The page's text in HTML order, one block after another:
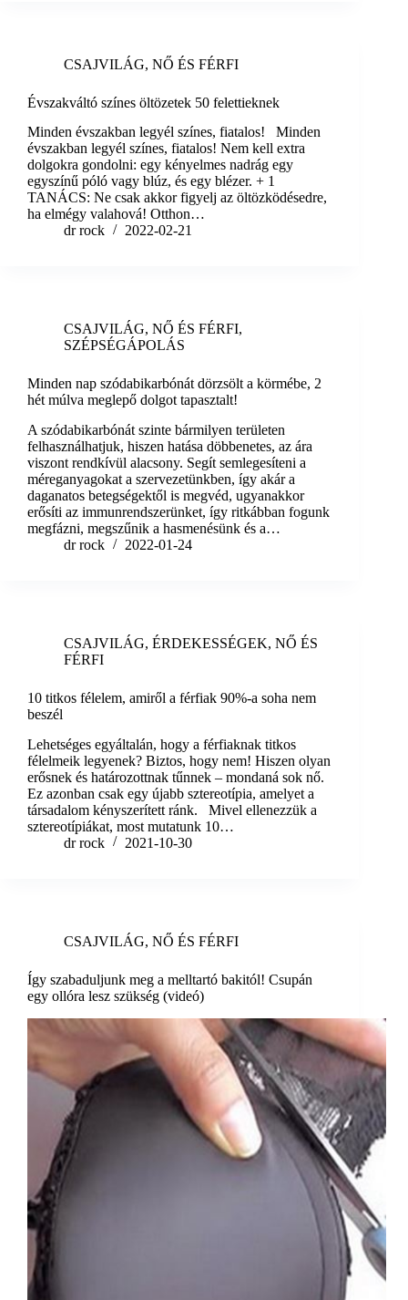
CSAJVILÁG, NŐ ÉS FÉRFI
Évszakváltó színes öltözetek 50 felettieknek
Minden évszakban legyél színes, fiatalos! Minden
évszakban legyél színes, fiatalos! Nem kell extra
dolgokra gondolni: egy kényelmes nadrág egy
egyszínű póló vagy blúz, és egy blézer. + 1
TANÁCS: Ne csak akkor figyelj az öltözködésedre,
ha elmégy valahová! Otthon…
dr rock
2022-02-21
CSAJVILÁG, NŐ ÉS FÉRFI,
SZÉPSÉGÁPOLÁS
Minden nap szódabikarbónát dörzsölt a körmébe, 2
hét múlva meglepő dolgot tapasztalt!
A szódabikarbónát szinte bármilyen területen
felhasználhatjuk, hiszen hatása döbbenetes, az ára
viszont rendkívül alacsony. Segít semlegesíteni a
méreganyagokat a szervezetünkben, így akár a
daganatos betegségektől is megvéd, ugyanakkor
erősíti az immunrendszerünket, így ritkábban fogunk
megfázni, megszűnik a hasmenésünk és a…
dr rock
2022-01-24
CSAJVILÁG, ÉRDEKESSÉGEK, NŐ ÉS
FÉRFI
10 titkos félelem, amiről a férfiak 90%-a soha nem
beszél
Lehetséges egyáltalán, hogy a férfiaknak titkos
félelmeik legyenek? Biztos, hogy nem! Hiszen olyan
erősnek és határozottnak tűnnek – mondaná sok nő.
Ez azonban csak egy újabb sztereotípia, amelyet a
társadalom kényszerített ránk. Mivel ellenezzük a
sztereotípiákat, most mutatunk 10…
dr rock
2021-10-30
CSAJVILÁG, NŐ ÉS FÉRFI
Így szabaduljunk meg a melltartó bakitól! Csupán
egy ollóra lesz szükség (videó)